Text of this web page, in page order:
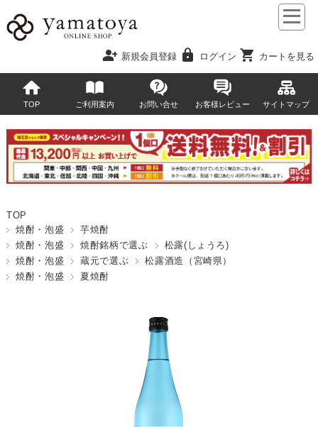
person_add 新規会員登録 lock ログイン shopping_cart カートを見る
TOP ご利用案内 お問い合せ お客様レビュー サイトマップ
TOP
焼酎・泡盛
芋焼酎
焼酎・泡盛
焼酎銘柄で選ぶ
松露(しょうろ)
焼酎・泡盛
蔵元で選ぶ
松露酒造（宮崎県）
焼酎・泡盛
夏焼酎